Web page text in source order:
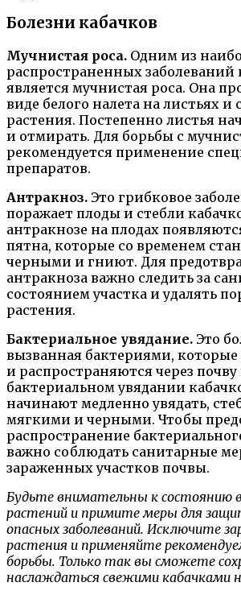
Болезни кабачков
Мучнистая роса. Одним из
распространенных заболеваний
является мучнистая роса. Она
виде белого налета на листьях и
растения. Постепенно листья
и отмирать. Для борьбы с
рекомендуется применение
препаратов.
Антракноз. Это грибковое
поражает плоды и стебли
антракнозе на плодах
пятна, которые со временем
черными и гниют. Для
антракноза важно следить за
состоянием участка и удалять
растения.
Бактериальное увядание. Это
вызванная бактериями,
и распространяются через
бактериальном увядании
начинают медленно увядать,
мягкими и черными. Чтобы
распространение
важно соблюдать санитарные
зараженных участков почвы.
Будьте внимательны к состоянию
растений и примите меры для
опасных заболеваний. Исключите
растения и применяйте
борьбы. Только так вы сможете
наслаждаться свежими кабачками